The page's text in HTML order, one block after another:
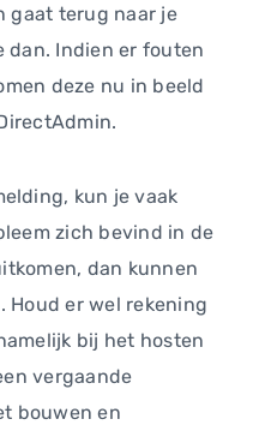
gaat terug naar je
dan. Indien er fouten
deze nu in beeld
kun je vaak
zich bevind in de
dan kunnen
Houd er wel rekening
bij het hosten
vergaande
bouwen en